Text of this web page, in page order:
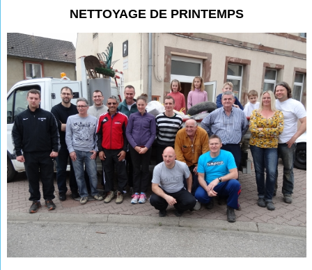
NETTOYAGE DE PRINTEMPS